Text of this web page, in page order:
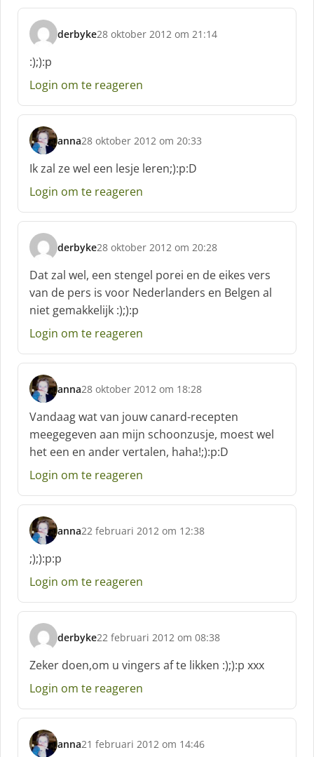
e
f
:
derbyke
s
c
h
r
e
f
:
28 oktober 2012 om 21:14
:);):p
Login om te reageren
anna
s
c
h
r
e
f
:
28 oktober 2012 om 20:33
Ik zal ze wel een lesje leren;):p:D
Login om te reageren
derbyke
s
c
h
r
e
e
:
28 oktober 2012 om 20:28
Dat zal wel, een stengel porei en de eikes vers
van de pers is voor Nederlanders en Belgen al
niet gemakkelijk :);):p
Login om te reageren
anna
s
c
h
r
e
e
:
28 oktober 2012 om 18:28
Vandaag wat van jouw canard-recepten
meegegeven aan mijn schoonzusje, moest wel
het een en ander vertalen, haha!;):p:D
Login om te reageren
anna
s
c
h
r
e
f
:
22 februari 2012 om 12:38
;);):p:p
Login om te reageren
derbyke
s
c
h
r
e
f
:
22 februari 2012 om 08:38
Zeker doen,om u vingers af te likken :);):p xxx
Login om te reageren
anna
s
21 februari 2012 om 14:46